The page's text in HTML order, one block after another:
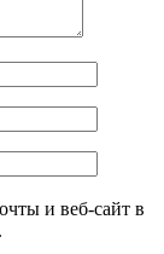
и веб-сайт в